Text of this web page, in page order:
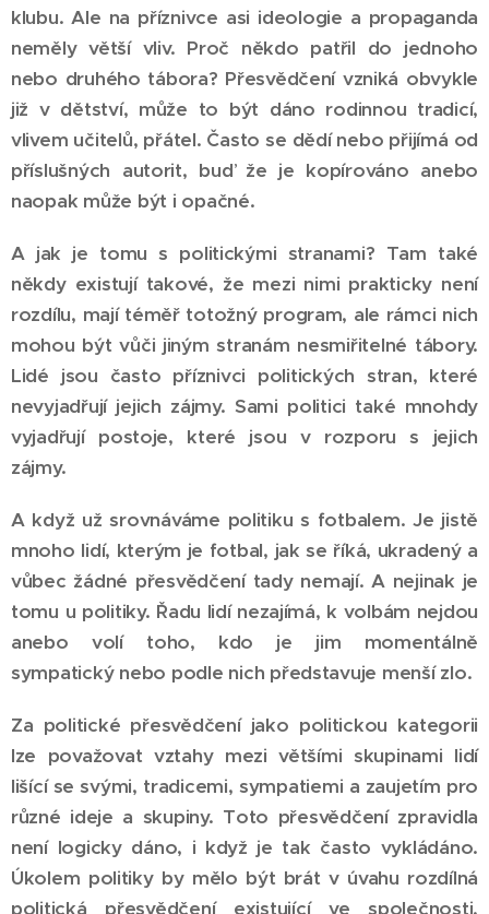
klubu. Ale na příznivce asi ideologie a propaganda
neměly větší vliv. Proč někdo patřil do jednoho
nebo druhého tábora? Přesvědčení vzniká obvykle
již v dětství, může to být dáno rodinnou tradicí,
vlivem učitelů, přátel. Často se dědí nebo přijímá od
příslušných autorit, buď že je kopírováno anebo
naopak může být i opačné.
A jak je tomu s politickými stranami? Tam také
někdy existují takové, že mezi nimi prakticky není
rozdílu, mají téměř totožný program, ale rámci nich
mohou být vůči jiným stranám nesmiřitelné tábory.
Lidé jsou často příznivci politických stran, které
nevyjadřují jejich zájmy. Sami politici také mnohdy
vyjadřují postoje, které jsou v rozporu s jejich
zájmy.
A když už srovnáváme politiku s fotbalem. Je jistě
mnoho lidí, kterým je fotbal, jak se říká, ukradený a
vůbec žádné přesvědčení tady nemají. A nejinak je
tomu u politiky. Řadu lidí nezajímá, k volbám nejdou
anebo volí toho, kdo je jim momentálně
sympatický nebo podle nich představuje menší zlo.
Za politické přesvědčení jako politickou kategorii
lze považovat vztahy mezi většími skupinami lidí
lišící se svými, tradicemi, sympatiemi a zaujetím pro
různé ideje a skupiny. Toto přesvědčení zpravidla
není logicky dáno, i když je tak často vykládáno.
Úkolem politiky by mělo být brát v úvahu rozdílná
politická přesvědčení existující ve společnosti,